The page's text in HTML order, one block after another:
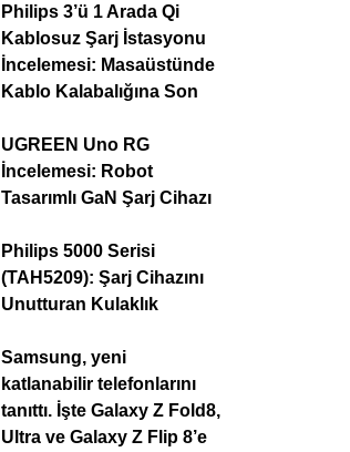
Philips 3’ü 1 Arada Qi
Kablosuz Şarj İstasyonu
İncelemesi: Masaüstünde
Kablo Kalabalığına Son
UGREEN Uno RG
İncelemesi: Robot
Tasarımlı GaN Şarj Cihazı
Philips 5000 Serisi
(TAH5209): Şarj Cihazını
Unutturan Kulaklık
Samsung, yeni
katlanabilir telefonlarını
tanıttı. İşte Galaxy Z Fold8,
Ultra ve Galaxy Z Flip 8’e